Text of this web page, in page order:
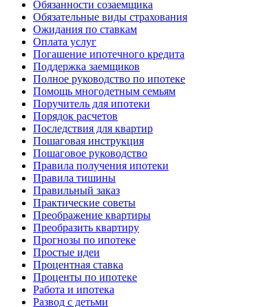
Обязанности созаемщика
Обязательные виды страхования
Ожидания по ставкам
Оплата услуг
Погашение ипотечного кредита
Поддержка заемщиков
Полное руководство по ипотеке
Помощь многодетным семьям
Поручитель для ипотеки
Порядок расчетов
Последствия для квартир
Пошаговая инструкция
Пошаговое руководство
Правила получения ипотеки
Правила тишины
Правильный заказ
Практические советы
Преображение квартиры
Преобразить квартиру
Прогнозы по ипотеке
Простые идеи
Процентная ставка
Проценты по ипотеке
Работа и ипотека
Развод с детьми